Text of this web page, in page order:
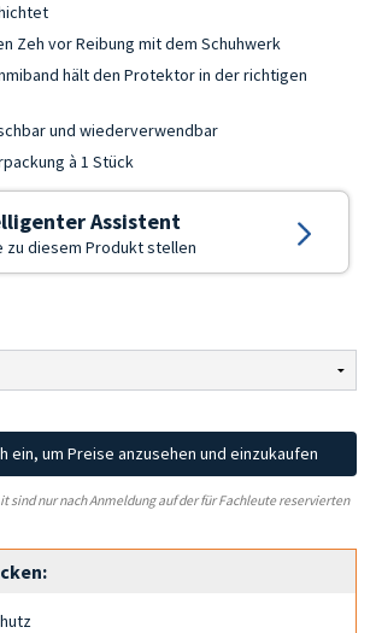
Zeh vor Reibung mit dem Schuhwerk
hält den Protektor in der richtigen
und wiederverwendbar
à 1 Stück
Assistent
zu diesem Produkt stellen
ein, um Preise anzusehen und einzukaufen
sind nur nach Anmeldung auf der für Fachleute reservierten